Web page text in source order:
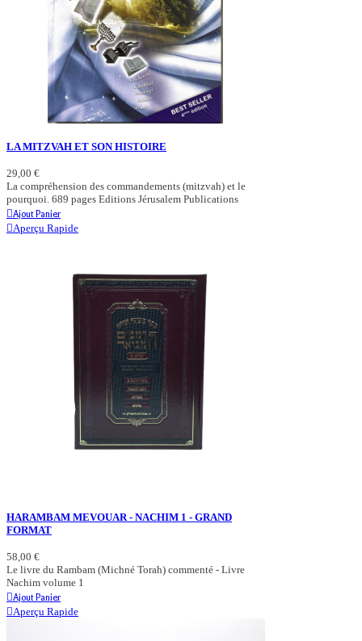
LA MITZVAH ET SON HISTOIRE
29,00 €
La compréhension des commandements (mitzvah) et le
pourquoi. 689 pages Editions Jérusalem Publications
Ajout Panier
Aperçu Rapide
HARAMBAM MEVOUAR - NACHIM 1 - GRAND
FORMAT
58,00 €
Le livre du Rambam (Michné Torah) commenté - Livre
Nachim volume 1
Ajout Panier
Aperçu Rapide